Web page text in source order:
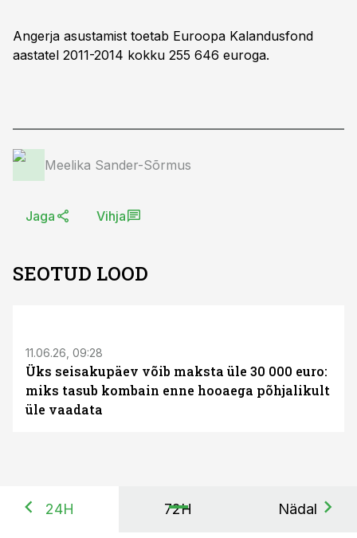
Angerja asustamist toetab Euroopa Kalandusfond
aastatel 2011-2014 kokku 255 646 euroga.
Meelika Sander-Sõrmus
Jaga Vihja
SEOTUD LOOD
11.06.26, 09:28
Üks seisakupäev võib maksta üle 30 000 euro:
miks tasub kombain enne hooaega põhjalikult
üle vaadata
24H 72H Nädal